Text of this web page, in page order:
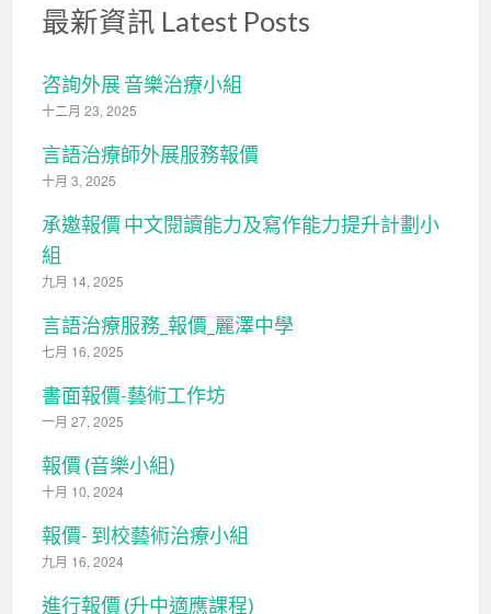
最新資訊 Latest Posts
咨詢外展 音樂治療小組
十二月 23, 2025
言語治療師外展服務報價
十月 3, 2025
承邀報價 中文閱讀能力及寫作能力提升計劃小
組
九月 14, 2025
言語治療服務_報價_麗澤中學
七月 16, 2025
書面報價-藝術工作坊
一月 27, 2025
報價 (音樂小組)
十月 10, 2024
報價- 到校藝術治療小組
九月 16, 2024
進行報價 (升中適應課程)